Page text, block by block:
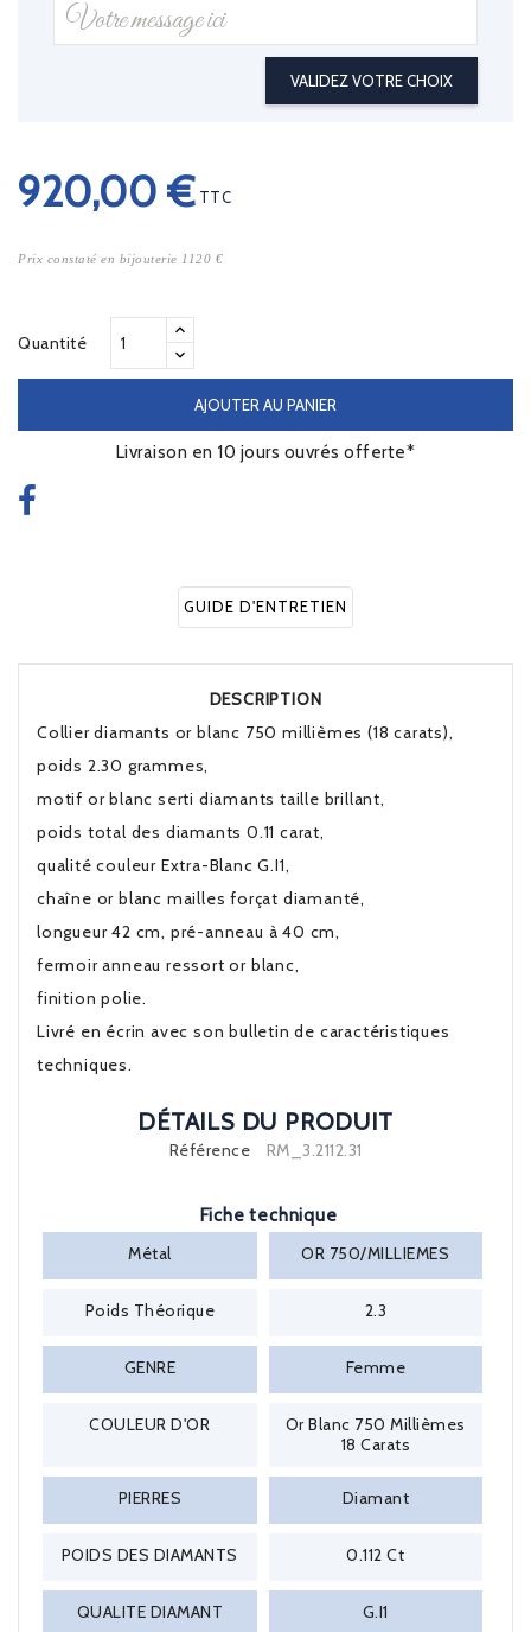
VALIDEZ VOTRE CHOIX
920,00 € TTC
Prix constaté en bijouterie 1120 €
Quantité
AJOUTER AU PANIER
Livraison en 10 jours ouvrés offerte*
GUIDE D'ENTRETIEN
DESCRIPTION
Collier diamants or blanc 750 millièmes (18 carats),
poids 2.30 grammes,
motif or blanc serti diamants taille brillant,
poids total des diamants 0.11 carat,
qualité couleur Extra-Blanc G.I1,
chaîne or blanc mailles forçat diamanté,
longueur 42 cm, pré-anneau à 40 cm,
fermoir anneau ressort or blanc,
finition polie.
Livré en écrin avec son bulletin de caractéristiques
techniques.
DÉTAILS DU PRODUIT
Référence RM_3.2112.31
Fiche technique
Métal
OR 750/MILLIEMES
Poids Théorique 2.3
GENRE Femme
COULEUR D'OR
Or Blanc 750 Millièmes
18 Carats
PIERRES Diamant
POIDS DES DIAMANTS 0.112 Ct
QUALITE DIAMANT G.I1